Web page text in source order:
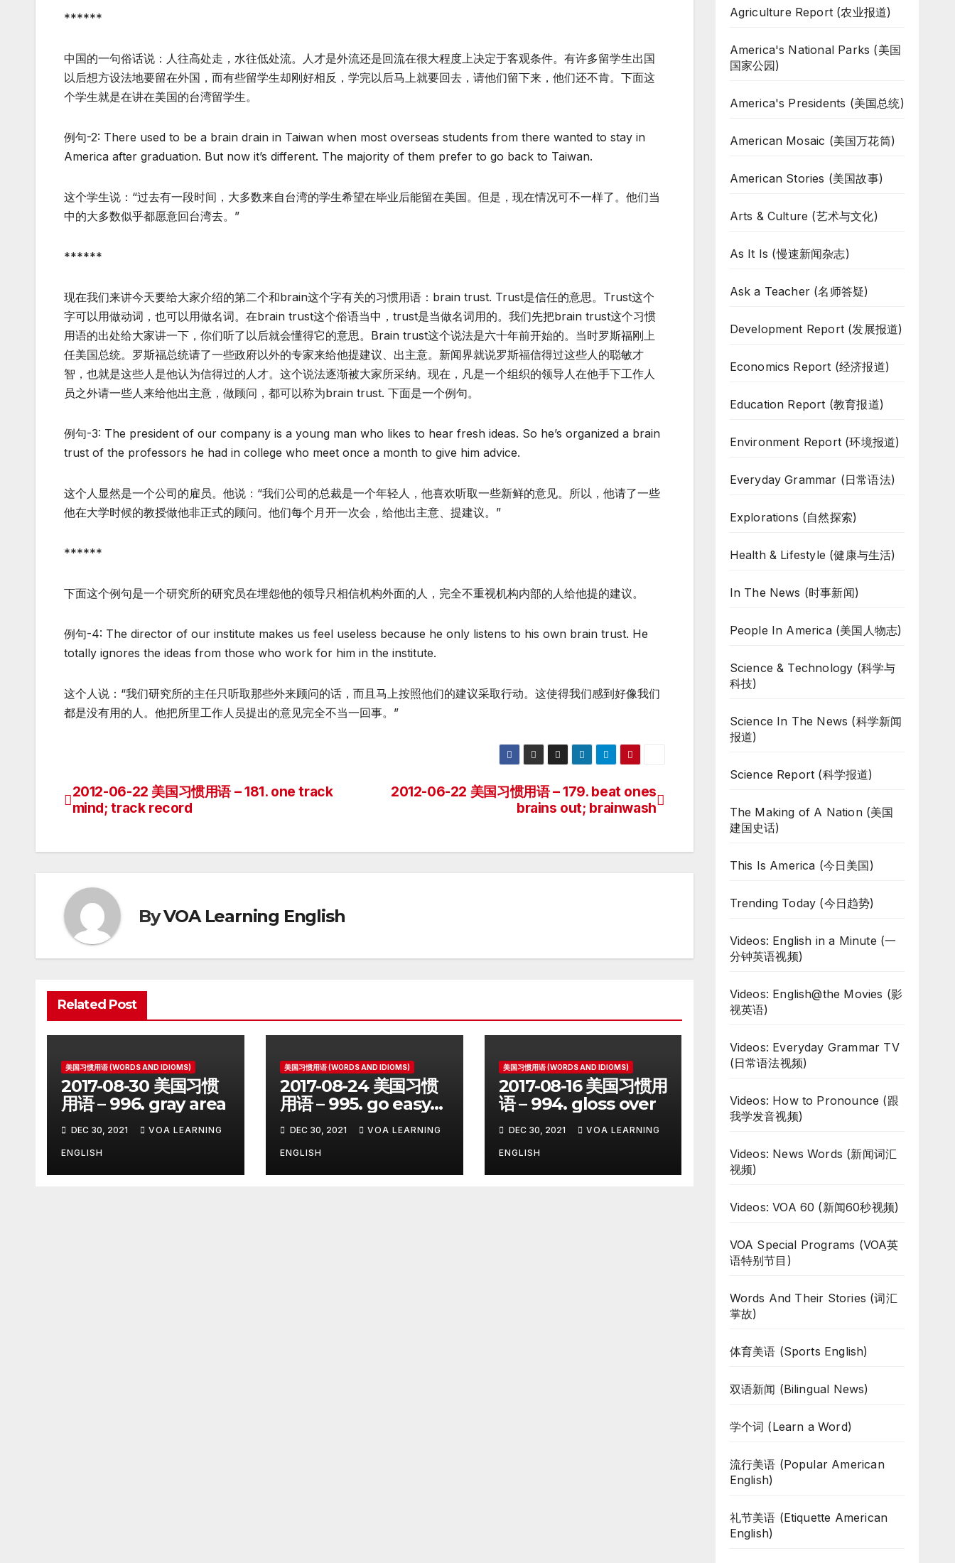
******
中国的一句俗话说：人往高处走，水往低处流。人才是外流还是回流在很大程度上决定于客观条件。有许多留学生出国
以后想方设法地要留在外国，而有些留学生却刚好相反，学完以后马上就要回去，请他们留下来，他们还不肯。下面这
个学生就是在讲在美国的台湾留学生。
例句-2: There used to be a brain drain in Taiwan when most overseas students from there wanted to stay in
America after graduation. But now it’s different. The majority of them prefer to go back to Taiwan.
这个学生说：“过去有一段时间，大多数来自台湾的学生希望在毕业后能留在美国。但是，现在情况可不一样了。他们当
中的大多数似乎都愿意回台湾去。”
******
现在我们来讲今天要给大家介绍的第二个和brain这个字有关的习惯用语：brain trust. Trust是信任的意思。Trust这个
字可以用做动词，也可以用做名词。在brain trust这个俗语当中，trust是当做名词用的。我们先把brain trust这个习惯
用语的出处给大家讲一下，你们听了以后就会懂得它的意思。Brain trust这个说法是六十年前开始的。当时罗斯福刚上
任美国总统。罗斯福总统请了一些政府以外的专家来给他提建议、出主意。新闻界就说罗斯福信得过这些人的聪敏才
智，也就是这些人是他认为信得过的人才。这个说法逐渐被大家所采纳。现在，凡是一个组织的领导人在他手下工作人
员之外请一些人来给他出主意，做顾问，都可以称为brain trust. 下面是一个例句。
例句-3: The president of our company is a young man who likes to hear fresh ideas. So he’s organized a brain
trust of the professors he had in college who meet once a month to give him advice.
这个人显然是一个公司的雇员。他说：“我们公司的总裁是一个年轻人，他喜欢听取一些新鲜的意见。所以，他请了一些
他在大学时候的教授做他非正式的顾问。他们每个月开一次会，给他出主意、提建议。”
******
下面这个例句是一个研究所的研究员在埋怨他的领导只相信机构外面的人，完全不重视机构内部的人给他提的建议。
例句-4: The director of our institute makes us feel useless because he only listens to his own brain trust. He
totally ignores the ideas from those who work for him in the institute.
这个人说：“我们研究所的主任只听取那些外来顾问的话，而且马上按照他们的建议采取行动。这使得我们感到好像我们
都是没有用的人。他把所里工作人员提出的意见完全不当一回事。”
Post
2012-06-22 美国习惯用语 – 179. beat ones
brains out; brainwash
2012-06-22 美国习惯用语 – 181. one track
mind; track record
ByVOA Learning English
Related Post
美国习惯用语 (WORDS AND IDIOMS)
2017-08-30 美国习惯
用语 – 996. gray area
DEC 30, 2021 VOA LEARNING
ENGLISH
美国习惯用语 (WORDS AND IDIOMS)
2017-08-24 美国习惯
用语 – 995. go easy
onDEC 30, 2021 VOA LEARNING
ENGLISH
美国习惯用语 (WORDS AND IDIOMS)
2017-08-16 美国习惯用
语 – 994. gloss over
DEC 30, 2021 VOA LEARNING
ENGLISH
Agriculture Report (农业报道)
America's National Parks (美国
国家公园)
America's Presidents (美国总统)
American Mosaic (美国万花筒)
American Stories (美国故事)
Arts & Culture (艺术与文化)
As It Is (慢速新闻杂志)
Ask a Teacher (名师答疑)
Development Report (发展报道)
Economics Report (经济报道)
Education Report (教育报道)
Environment Report (环境报道)
Everyday Grammar (日常语法)
Explorations (自然探索)
Health & Lifestyle (健康与生活)
In The News (时事新闻)
People In America (美国人物志)
Science & Technology (科学与
科技)
Science In The News (科学新闻
报道)
Science Report (科学报道)
The Making of A Nation (美国
建国史话)
This Is America (今日美国)
Trending Today (今日趋势)
Videos: English in a Minute (一
分钟英语视频)
Videos: English@the Movies (影
视英语)
Videos: Everyday Grammar TV
(日常语法视频)
Videos: How to Pronounce (跟
我学发音视频)
Videos: News Words (新闻词汇
视频)
Videos: VOA 60 (新闻60秒视频)
VOA Special Programs (VOA英
语特别节目)
Words And Their Stories (词汇
掌故)
体育美语 (Sports English)
双语新闻 (Bilingual News)
学个词 (Learn a Word)
流行美语 (Popular American
English)
礼节美语 (Etiquette American
English)